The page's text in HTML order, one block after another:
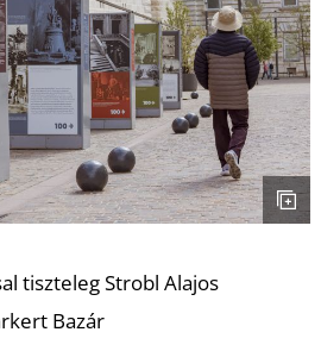
tiszteleg Strobl Alajos
Bazár